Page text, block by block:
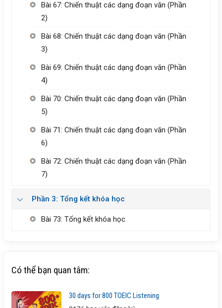
Bài 67: Chiến thuật các dạng đoạn văn (Phần
2)
Bài 68: Chiến thuật các dạng đoạn văn (Phần
3)
Bài 69: Chiến thuật các dạng đoạn văn (Phần
4)
Bài 70: Chiến thuật các dạng đoạn văn (Phần
5)
Bài 71: Chiến thuật các dạng đoạn văn (Phần
6)
Bài 72: Chiến thuật các dạng đoạn văn (Phần
7)
Phần 3: Tổng kết khóa học
Bài 73: Tổng kết khóa học
Có thể bạn quan tâm:
30 days for 800 TOEIC Listening